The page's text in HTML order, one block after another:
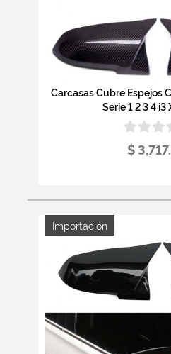
Carcasas Cubre Espejos
Serie 1 2 3 4 i3
$
Importación